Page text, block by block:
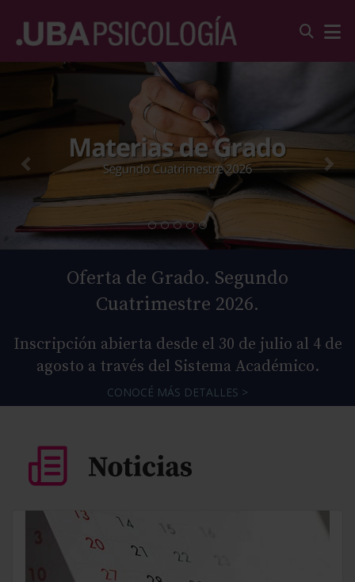
Oferta de Grado. Segundo
Cuatrimestre 2026.
Inscripción abierta desde el 30 de julio al 4 de
agosto a través del Sistema Académico.
CONOCÉ MÁS DETALLES >